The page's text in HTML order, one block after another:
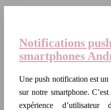
Notifications
smartphones
Une push notification est un
sur notre smartphone.
expérience